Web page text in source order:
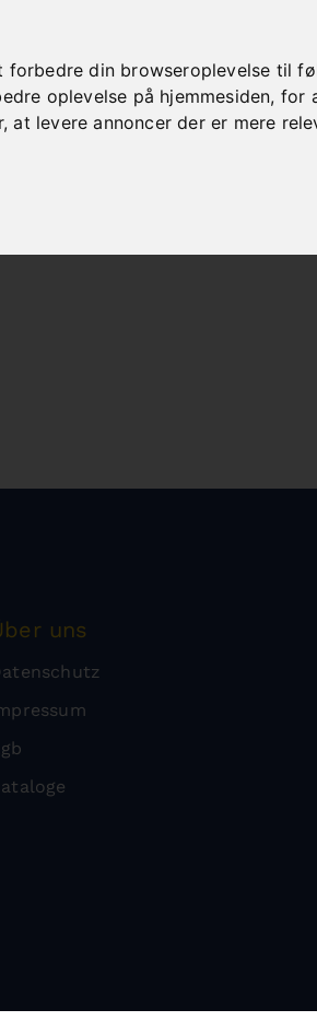
din browseroplevelse til
oplevelse på hjemmesiden, for
,at levere annoncer der er mere
uns